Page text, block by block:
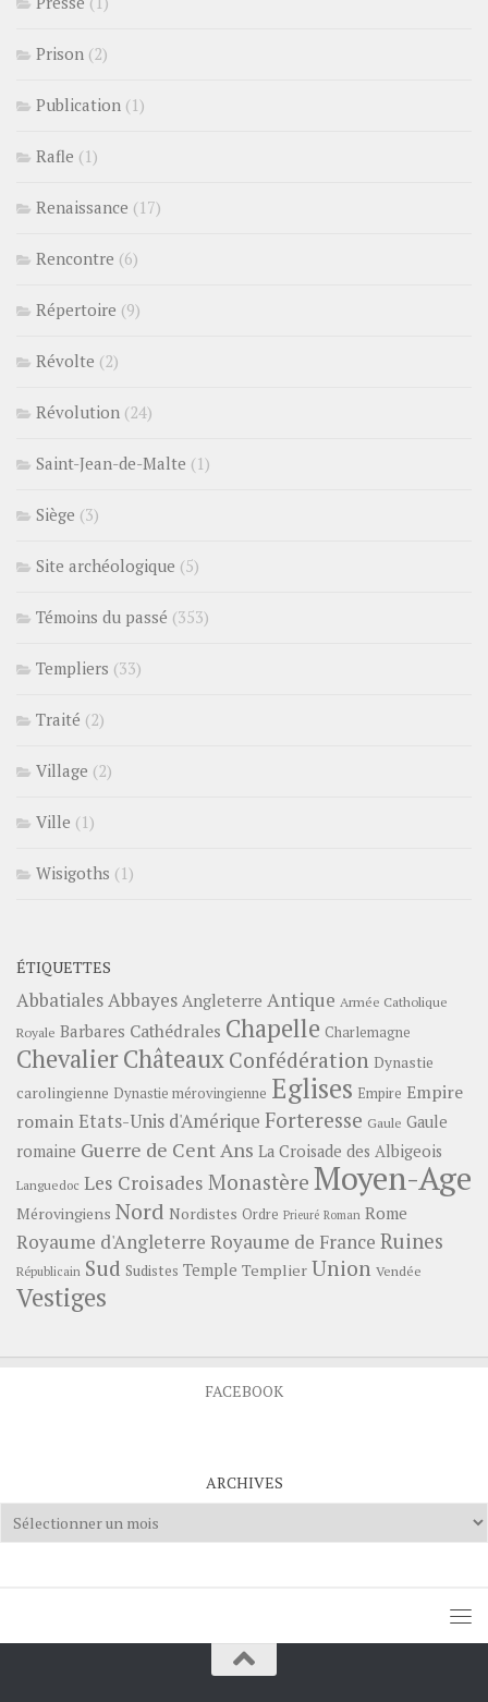
Prison (2)
Publication (1)
Rafle (1)
Renaissance (17)
Rencontre (6)
Répertoire (9)
Révolte (2)
Révolution (24)
Saint-Jean-de-Malte (1)
Siège (3)
Site archéologique (5)
Témoins du passé (353)
Templiers (33)
Traité (2)
Village (2)
Ville (1)
Wisigoths (1)
ÉTIQUETTES
AbbatialesAbbayes Angleterre Antique Armée Catholique
Royale Barbares Cathédrales Chapelle Charlemagne
ChevalierChâteauxConfédération Dynastie
carolingienne Dynastie mérovingienne Eglises Empire Empire
romainEtats-Unis d'Amérique Forteresse Gaule Gaule
romaine Guerre de Cent Ans La Croisade des Albigeois
Languedoc Les Croisades Monastère Moyen-Age
Mérovingiens Nord Nordistes Ordre Prieuré Roman Rome
Royaume d'Angleterre Royaume de France Ruines
Républicain Sud Sudistes Temple Templier Union Vendée
Vestiges
FACEBOOK
ARCHIVES
Archives